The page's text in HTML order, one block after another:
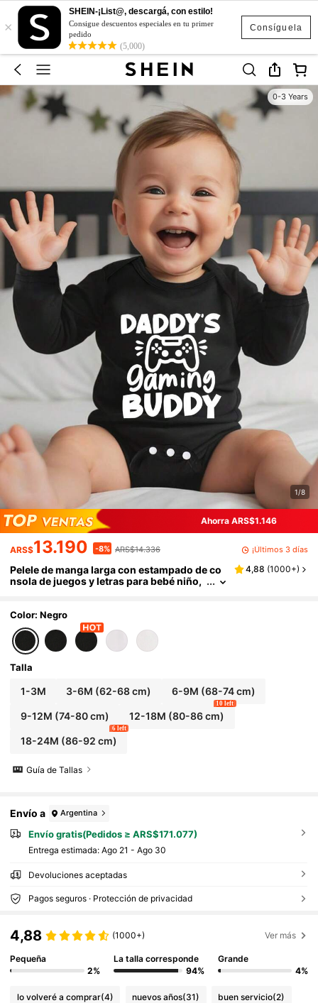
Consíguela
×
SHEIN-¡List@, descargá, con estilo!
Consigue descuentos especiales en tu primer
pedido
(5,000)
0-3 Years
1/8
Ahorra ARS$1.146
ARS$13.190 -8% ARS$14.336 ¡Últimos 3 días
Pelele de manga larga con estampado de co
nsola de juegos y letras para bebé niño,
4,88 (1000+)
Color: Negro
Talla
1-3M 3-6M (62-68 cm) 6-9M (68-74 cm)
9-12M (74-80 cm) 12-18M (80-86 cm)
10 left
18-24M (86-92 cm)
6 left
Guía de Tallas
Envío a Argentina
Envío gratis(Pedidos ≥ ARS$171.077)
Entrega estimada: Ago 21 - Ago 30
Devoluciones aceptadas
Pagos seguros · Protección de privacidad
4,88 (1000+) Ver más
Pequeña
2%
La talla corresponde
94%
Grande
4%
lo volveré a comprar(4) nuevos años(31) buen servicio(2)